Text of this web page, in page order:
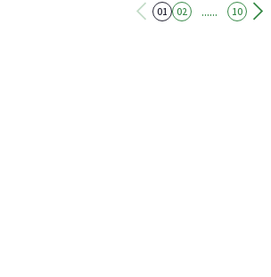
區都市計畫」政策環評，因環境部長薛
01 02 ...... 10